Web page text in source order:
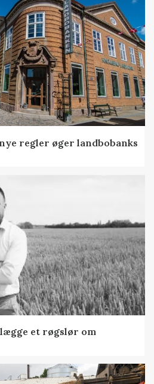
regler øger landbobanks
et røgslør om